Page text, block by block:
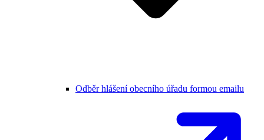
Odběr hlášení obecního úřadu formou emailu